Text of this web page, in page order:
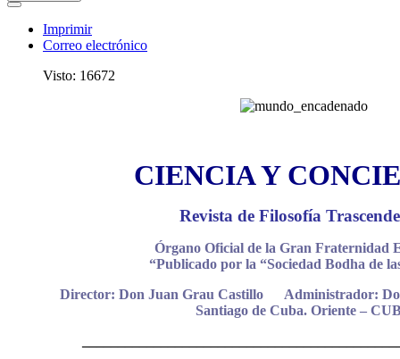
Imprimir
Correo electrónico
Visto: 16672
CIENCIA Y
Revista de Filosofía
Órgano Oficial de la Gran Fraternidad
“Publicado por la “Sociedad Bodha de
Director: Don Juan Grau Castillo Administrador:
Santiago de Cuba. Oriente –